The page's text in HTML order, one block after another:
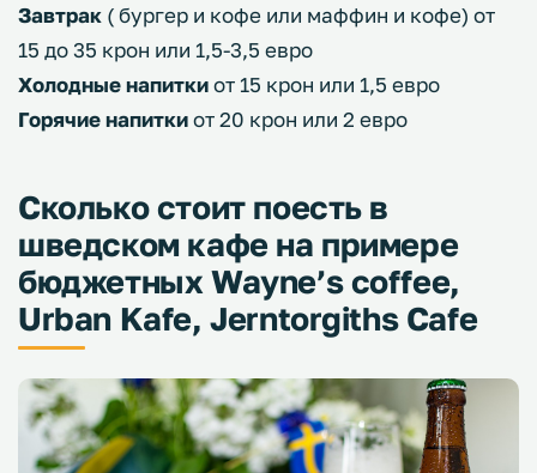
Завтрак ( бургер и кофе или маффин и кофе) от
15 до 35 крон или 1,5-3,5 евро
Холодные напиткиот 15 крон или 1,5 евро
Горячие напиткиот 20 крон или 2 евро
Сколько стоит поесть в
шведском кафе на примере
бюджетных Wayne’s coffee,
Urban Kafe, Jerntorgiths Cafe